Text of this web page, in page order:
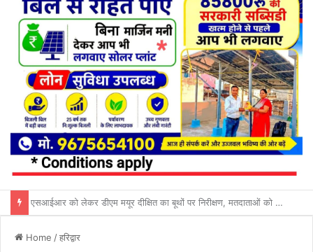
शिवभक्तों की सेवा करना ही सच्ची ईश्वरीय की सेवा: चौधरी सुभाष नंबरदार
Home /हरिद्वार